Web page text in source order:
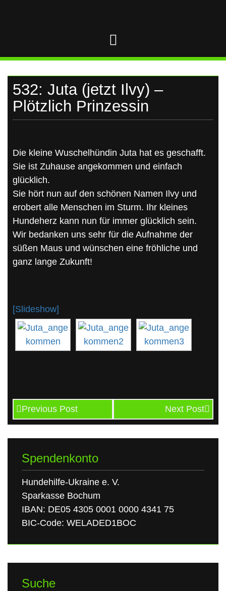
532: Juta (jetzt Ilvy) –
Plötzlich Prinzessin
Die kleine Wuschelhündin Juta hat es geschafft.
Sie ist Zuhause angekommen und einfach
glücklich.
Sie hört nun auf den schönen Namen Ilvy und
erobert alle Menschen im Sturm. Ihr kleines
Hundeherz kann nun für immer glücklich sein.
Wir bedanken uns sehr für die Aufnahme der
süßen Maus und wünschen eine fröhliche und
ganz lange Zukunft!
[Slideshow]
Previous Post Next Post
Spendenkonto
Hundehilfe-Ukraine e. V.
Sparkasse Bochum
IBAN: DE05 4305 0001 0000 4341 75
BIC-Code: WELADED1BOC
Suche